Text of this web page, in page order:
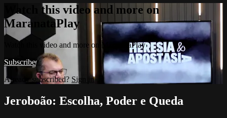
Watch this video and more on
MaranataPlay
Watch this video and more on MaranataPlay
Subscribe
Already subscribed? Sign in
Jeroboão: Escolha, Poder e Queda